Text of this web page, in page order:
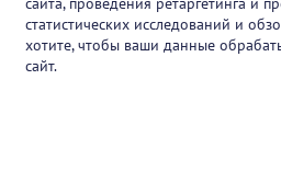
Контакты
статистических исследований и
хотите, чтобы ваши данные
сайт.